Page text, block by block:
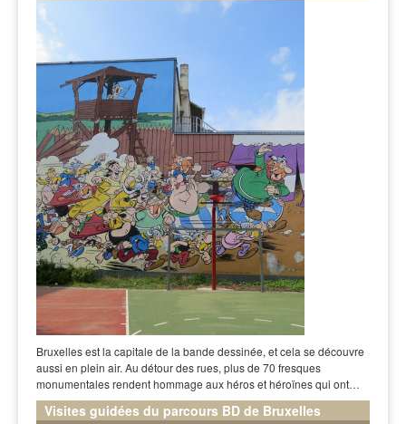
Bruxelles est la capitale de la bande dessinée, et cela se découvre
aussi en plein air. Au détour des rues, plus de 70 fresques
monumentales rendent hommage aux héros et héroïnes qui ont…
Visites guidées du parcours BD de Bruxelles